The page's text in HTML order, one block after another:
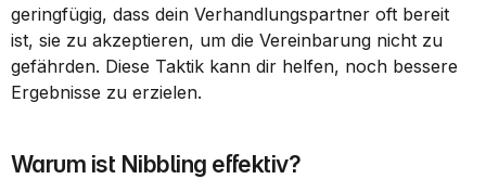
geringfügig, dass dein Verhandlungspartner oft bereit
ist, sie zu akzeptieren, um die Vereinbarung nicht zu
gefährden. Diese Taktik kann dir helfen, noch bessere
Ergebnisse zu erzielen.
Warum ist Nibbling effektiv?